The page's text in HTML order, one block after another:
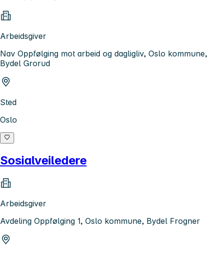
Arbeidsgiver
Nav Oppfølging mot arbeid og dagligliv, Oslo kommune,
Bydel Grorud
Sted
Oslo
Sosialveiledere
Arbeidsgiver
Avdeling Oppfølging 1, Oslo kommune, Bydel Frogner